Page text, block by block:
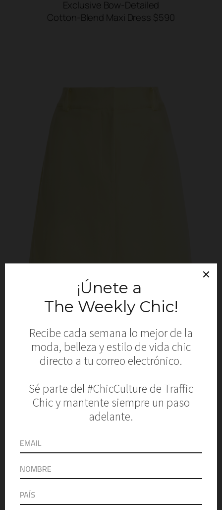
Exclusive Bow-Detailed
Cotton-Blend Maxi Dress $590
Favorite Daughter
Tailoring Suiting Mini Skirt $230
SHOP NOW